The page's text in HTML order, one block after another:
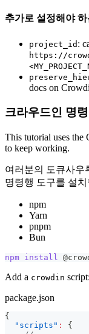
추가로 설정해야
project_id :
https://
docs on
크라우드인 명
This tutorial uses the
to keep working.
여러분의 도큐사우
명령행 도구를 설
npm
Yarn
pnpm
Bun
npm install
Add a crowdin script:
package.json
{
"scripts" :
{